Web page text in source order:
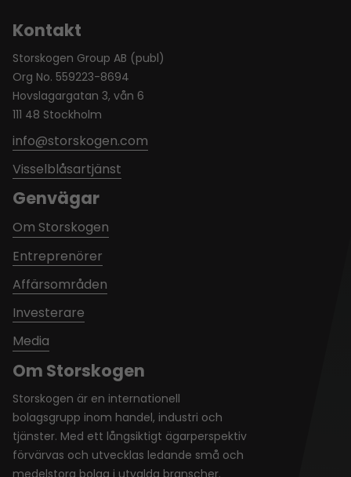
Om Storskogen
Storskogen är en internationell
bolagsgrupp inom handel, industri och
tjänster. Med ett långsiktigt ägarperspektiv
förvärvas och utvecklas ledande små och
medelstora bolag i utvalda branscher.
Kontakt
Storskogen Group AB (publ)
Org No. 559223-8694
Hovslagargatan 3, vån 6
111 48 Stockholm
info@storskogen.com
Visselblåsartjänst
Genvägar
Om Storskogen
Entreprenörer
Affärsområden
Investerare
Media